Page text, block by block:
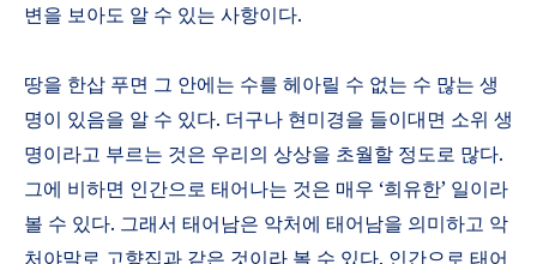
변을 보아도 알 수 있는 사항이다.
땅을 한삽 푸면 그 안에는 수를 헤아릴 수 없는 수 많는 생
명이 있음을 알 수 있다. 더구나 현미경을 들이대면 소위 생
명이라고 부르는 것은 우리의 상상을 초월할 정도로 많다.
그에 비하면 인간으로 태어나는 것은 매우 ‘희유한’ 일이라
볼 수 있다. 그래서 태어남은 악처에 태어남을 의미하고 악
처야말로 고향집과 같은 것이라 볼 수 있다. 인간으로 태어